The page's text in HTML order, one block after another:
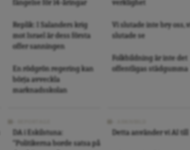
fängelse för 14-åringar
Replik: I Salanders krig
mot Israel är dess första
offer sanningen
En rödgrön regering kan
börja avveckla
marknadsskolan
verklighet
Vi slutade inte bry oss, vi
slutade se
Folkbildning är inte det
offentligas städgumma
DA i Eskilstuna:
“Politikerna borde satsa på
Detta använder vi AI till